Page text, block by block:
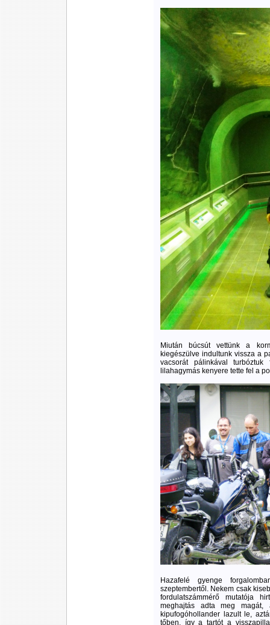
Miután búcsút vettünk a
kiegészülve indultunk vissza a
vacsorát pálinkával
lilahagymás kenyere tette fel a
Hazafelé gyenge
szeptembertől. Nekem csak
fordulatszámmérő mutatója
meghajtás adta meg
kipufogóhollander lazult le,
tőben, így a tartót a